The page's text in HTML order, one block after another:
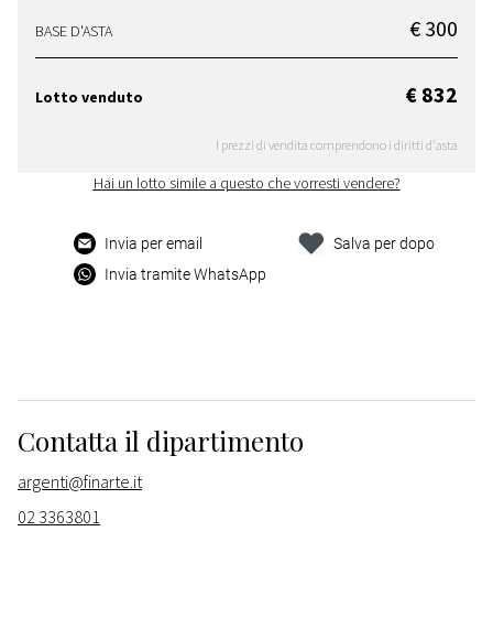
BASE D'ASTA € 300
Lotto venduto € 832
I prezzi di vendita comprendono i diritti d'asta
Hai un lotto simile a questo che vorresti vendere?
Invia per email
Invia tramite WhatsApp
Salva per dopo
Contatta il dipartimento
argenti@finarte.it
02 3363801